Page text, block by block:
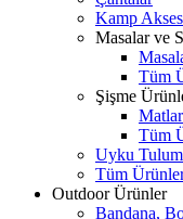
Kamp
Masalar ve
Tüm
Şişme
Tüm
Uyku
Tüm
Outdoor Ürünler
Bandana,